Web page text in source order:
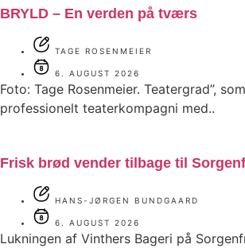
BRYLD – En verden på tværs
TAGE ROSENMEIER
6. AUGUST 2026
Foto: Tage Rosenmeier. Teatergrad”,
professionelt teaterkompagni med..
Frisk brød vender tilbage til
HANS-JØRGEN BUNDGAARD
6. AUGUST 2026
Lukningen af Vinthers Bageri på